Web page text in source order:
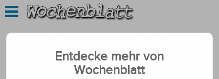
Entdecke mehr von
Wochenblatt